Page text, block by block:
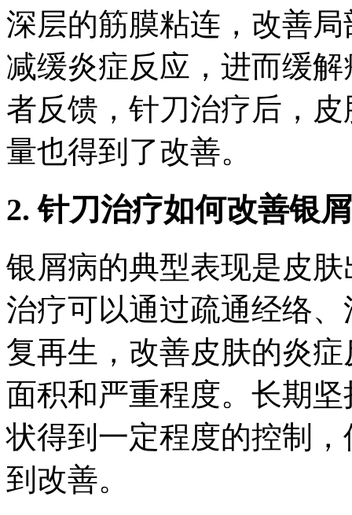
深层的筋膜粘连，改善
减缓炎症反应，进而缓
者反馈，针刀治疗后，
量也得到了改善。
2. 针刀治疗如何改善银
银屑病的典型表现是皮
治疗可以通过疏通经络
复再生，改善皮肤的炎
面积和严重程度。长期
状得到一定程度的控制
到改善。